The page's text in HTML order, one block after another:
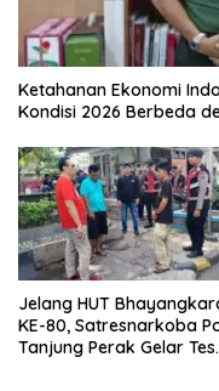
Ketahanan Ekonomi
Kondisi 2026 Berbeda
Jelang HUT
KE-80, Satresnarkoba
Tanjung Perak Gelar Tes